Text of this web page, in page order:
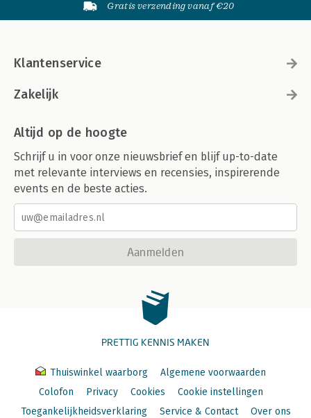
Gratis verzending vanaf €20
Klantenservice
Zakelijk
Altijd op de hoogte
Schrijf u in voor onze nieuwsbrief en blijf up-to-date
met relevante interviews en recensies, inspirerende
events en de beste acties.
Aanmelden
PRETTIG KENNIS MAKEN
Thuiswinkel waarborg
Algemene voorwaarden
Colofon
Privacy Cookies
Cookie instellingen
Toegankelijkheidsverklaring
Service & Contact Over ons